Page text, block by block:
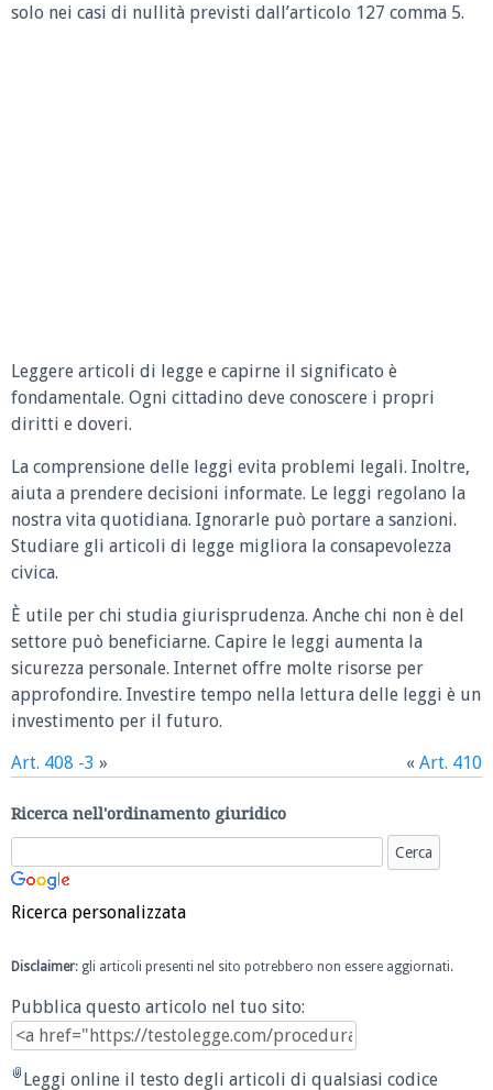
solo nei casi di nullità previsti dall’articolo 127 comma 5.
Leggere articoli di legge e capirne il significato è
fondamentale. Ogni cittadino deve conoscere i propri
diritti e doveri.
La comprensione delle leggi evita problemi legali. Inoltre,
aiuta a prendere decisioni informate. Le leggi regolano la
nostra vita quotidiana. Ignorarle può portare a sanzioni.
Studiare gli articoli di legge migliora la consapevolezza
civica.
È utile per chi studia giurisprudenza. Anche chi non è del
settore può beneficiarne. Capire le leggi aumenta la
sicurezza personale. Internet offre molte risorse per
approfondire. Investire tempo nella lettura delle leggi è un
investimento per il futuro.
Art. 408 -3 » « Art. 410
Ricerca nell'ordinamento giuridico
Ricerca personalizzata
Disclaimer: gli articoli presenti nel sito potrebbero non essere aggiornati.
Pubblica questo articolo nel tuo sito:
Leggi online il testo degli articoli di qualsiasi codice